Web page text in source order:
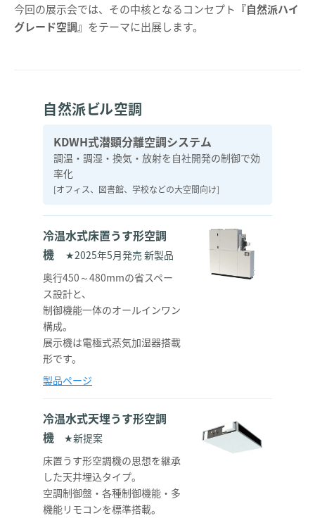
今回の展示会では、その中核となるコンセプト 『自然派ハイ
グレード空調』 をテーマに出展します。
自然派ビル空調
KDWH式潜顕分離空調システム
調温・調湿・換気・放射を自社開発の制御で効
率化
[オフィス、図書館、学校などの大空間向け]
冷温水式床置うす形空調
機
★2025年5月発売 新製品
奥行450～480mmの省スペー
ス設計と、
制御機能一体のオールインワン
構成。
展示機は電極式蒸気加湿器搭載
形です。
製品ページ
冷温水式天埋うす形空調
機 ★新提案
床置うす形空調機の思想を継承
した天井埋込タイプ。
空調制御盤・各種制御機能・多
機能リモコンを標準搭載。